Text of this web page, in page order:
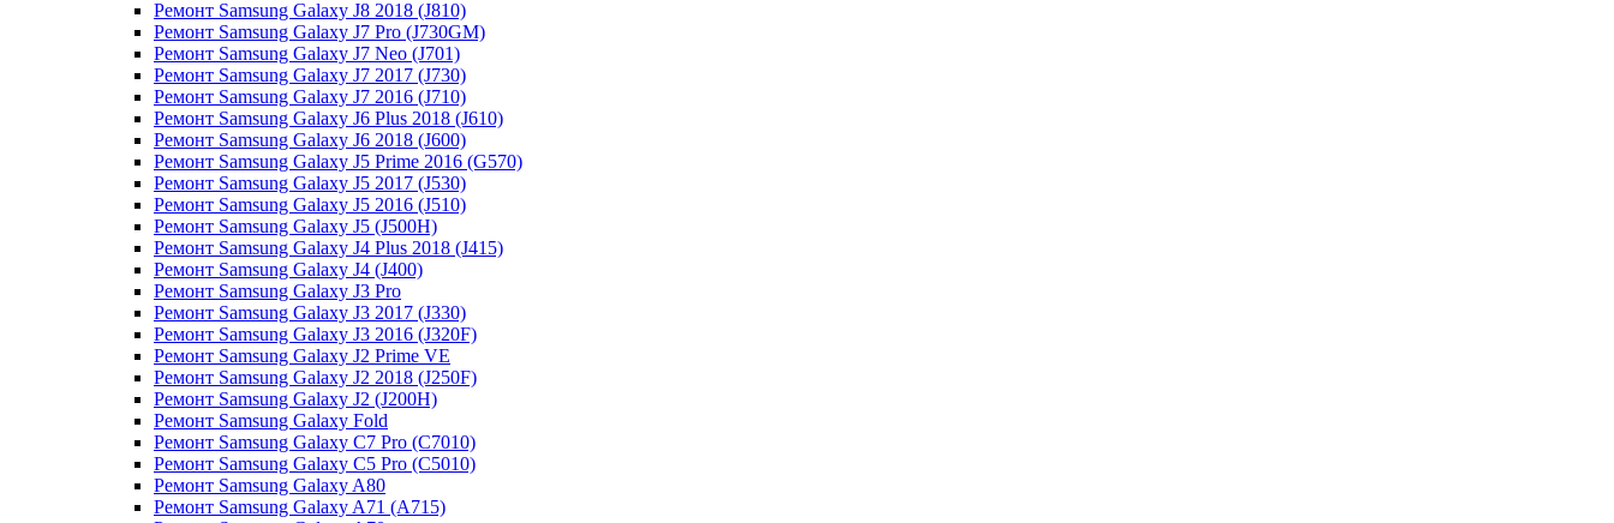
Ремонт Samsung Galaxy J8 2018 (J810)
Ремонт Samsung Galaxy J7 Pro (J730GM)
Ремонт Samsung Galaxy J7 Neo (J701)
Ремонт Samsung Galaxy J7 2017 (J730)
Ремонт Samsung Galaxy J7 2016 (J710)
Ремонт Samsung Galaxy J6 Plus 2018 (J610)
Ремонт Samsung Galaxy J6 2018 (J600)
Ремонт Samsung Galaxy J5 Prime 2016 (G570)
Ремонт Samsung Galaxy J5 2017 (J530)
Ремонт Samsung Galaxy J5 2016 (J510)
Ремонт Samsung Galaxy J5 (J500H)
Ремонт Samsung Galaxy J4 Plus 2018 (J415)
Ремонт Samsung Galaxy J4 (J400)
Ремонт Samsung Galaxy J3 Pro
Ремонт Samsung Galaxy J3 2017 (J330)
Ремонт Samsung Galaxy J3 2016 (J320F)
Ремонт Samsung Galaxy J2 Prime VE
Ремонт Samsung Galaxy J2 2018 (J250F)
Ремонт Samsung Galaxy J2 (J200H)
Ремонт Samsung Galaxy Fold
Ремонт Samsung Galaxy C7 Pro (C7010)
Ремонт Samsung Galaxy C5 Pro (C5010)
Ремонт Samsung Galaxy A80
Ремонт Samsung Galaxy A71 (A715)